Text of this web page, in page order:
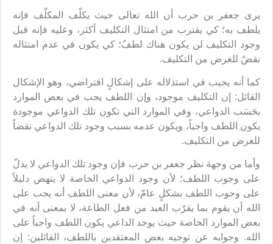
يرى جعفر بن حرب أن الله تعالى حيث يكلّف المكلّف فإنه
يلطف به؛ كي يقترب من امتثال التكليف أكثر، وعليه فإنه قبل
وجود التكليف لن يكون هناك لطفٌ؛ كي يكون في عدم امتثاله
نقضٌ للغرض من التكليف.
كما أنه يجيب في استدلاله على إشكالٍ افتراضي، وهو الإشكال
القائل: إن التكليف موجود، وإن اللطف يجب في بعض الموارد
بحَسَب الدواعي، وفي الموارد التي تكون تلك الدواعي موجودة
يكون اللطف واجباً، ويكون عدمه بسبب وجود تلك الدواعي نقضاً
للغرض من التكليف.
وأما من وجهة نظر جعفر بن حرب فإن وجود تلك الدواعي لا يدلّ
على وجوب اللطف؛ لأن وجود الدواعي الخاصة لا ينهض دليلاً
على وجوب اللطف بشكلٍ عامّ، لأن معنى اللطف أنه يجب على
الله أن يقوم بما يقرّب العبد من فعل الطاعة، لا بمعنى أنه في
بعض الموارد الخاصة حيث يوجد الداعي يكون اللطف واجباً على
الله. وجوابه عن توجيه بعض المعتقدين باللطف، القائلين: إن